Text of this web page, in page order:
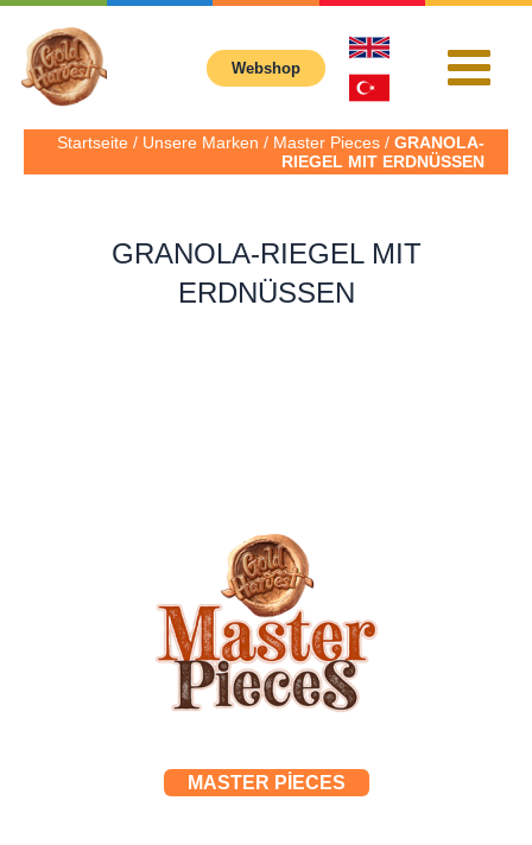
atla
Webshop
Main
Menu
Startseite / Unsere Marken / Master Pieces / GRANOLA-
RIEGEL MIT ERDNÜSSEN
GRANOLA-RIEGEL MIT
ERDNÜSSEN
MASTER PİECES